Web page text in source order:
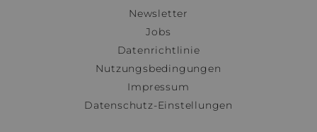
Newsletter
Jobs
Datenrichtlinie
Nutzungsbedingungen
Impressum
Datenschutz-Einstellungen